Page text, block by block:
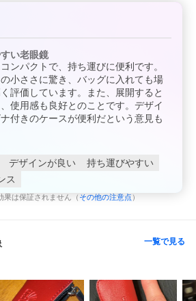
い老眼鏡
ンパクトで、持ち運びに便利です。
小ささに驚き、バッグに入れても場
評価しています。また、展開すると
使用感も良好とのことです。デザイ
付きのケースが便利だという意見も
デザインが良い
持ち運びやすい
ス
果は保証されません（ その他の注意点 ）
一覧で見る